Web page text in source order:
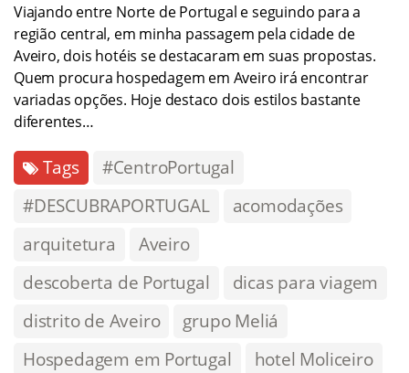
Viajando entre Norte de Portugal e seguindo para a
região central, em minha passagem pela cidade de
Aveiro, dois hotéis se destacaram em suas propostas.
Quem procura hospedagem em Aveiro irá encontrar
variadas opções. Hoje destaco dois estilos bastante
diferentes…
Tags
#CentroPortugal
#DESCUBRAPORTUGAL
acomodações
arquitetura
Aveiro
descoberta de Portugal
dicas para viagem
distrito de Aveiro
grupo Meliá
Hospedagem em Portugal
hotel Moliceiro